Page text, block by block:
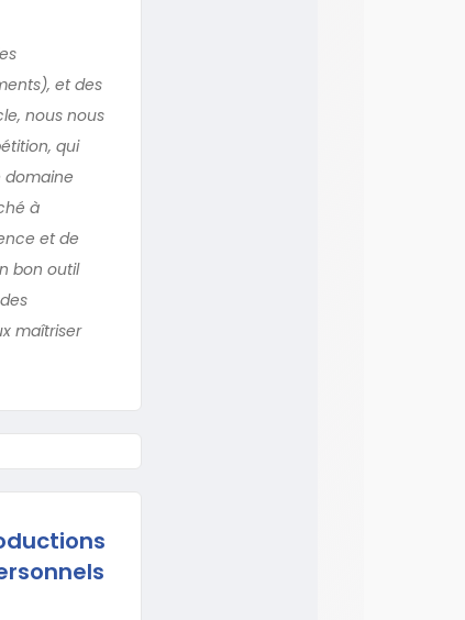
et des
nous nous
qui
domaine
à
et de
bon outil
maîtriser